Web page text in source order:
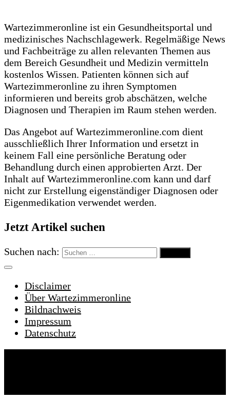
Wartezimmeronline ist ein Gesundheitsportal und
medizinisches Nachschlagewerk. Regelmäßige News
und Fachbeiträge zu allen relevanten Themen aus
dem Bereich Gesundheit und Medizin vermitteln
kostenlos Wissen. Patienten können sich auf
Wartezimmeronline zu ihren Symptomen
informieren und bereits grob abschätzen, welche
Diagnosen und Therapien im Raum stehen werden.
Das Angebot auf Wartezimmeronline.com dient
ausschließlich Ihrer Information und ersetzt in
keinem Fall eine persönliche Beratung oder
Behandlung durch einen approbierten Arzt. Der
Inhalt auf Wartezimmeronline.com kann und darf
nicht zur Erstellung eigenständiger Diagnosen oder
Eigenmedikation verwendet werden.
Jetzt Artikel suchen
Suchen nach:
Disclaimer
Über Wartezimmeronline
Bildnachweis
Impressum
Datenschutz